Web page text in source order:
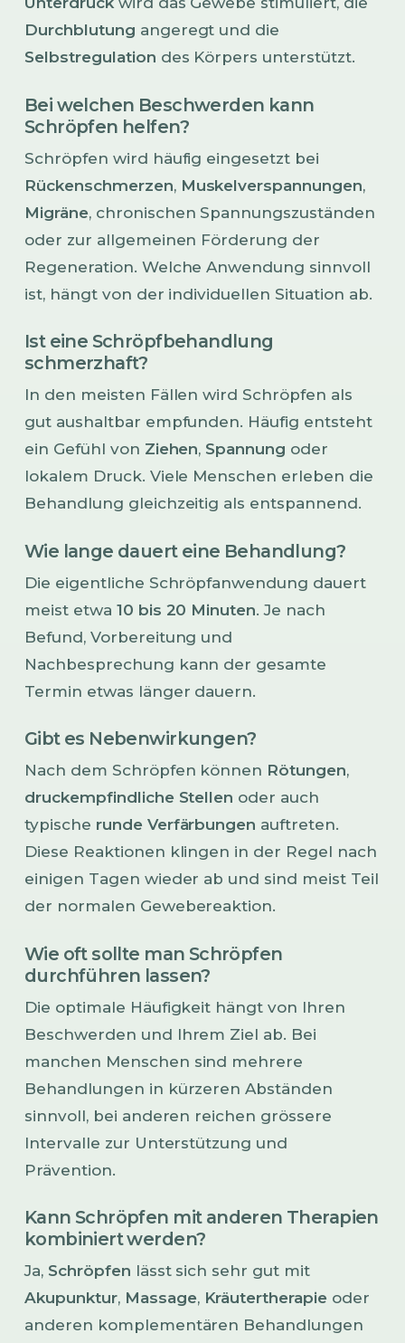
Durchblutung angeregt und die
Selbstregulation des Körpers unterstützt.
Bei welchen Beschwerden kann
Schröpfen helfen?
Schröpfen wird häufig eingesetzt bei
Rückenschmerzen, Muskelverspannungen,
Migräne, chronischen Spannungszuständen
oder zur allgemeinen Förderung der
Regeneration. Welche Anwendung sinnvoll
ist, hängt von der individuellen Situation ab.
Ist eine Schröpfbehandlung
schmerzhaft?
In den meisten Fällen wird Schröpfen als
gut aushaltbar empfunden. Häufig entsteht
ein Gefühl von Ziehen, Spannung oder
lokalem Druck. Viele Menschen erleben die
Behandlung gleichzeitig als entspannend.
Wie lange dauert eine Behandlung?
Die eigentliche Schröpfanwendung dauert
meist etwa 10 bis 20 Minuten. Je nach
Befund, Vorbereitung und
Nachbesprechung kann der gesamte
Termin etwas länger dauern.
Gibt es Nebenwirkungen?
Nach dem Schröpfen können Rötungen,
druckempfindliche Stellen oder auch
typische runde Verfärbungen auftreten.
Diese Reaktionen klingen in der Regel nach
einigen Tagen wieder ab und sind meist Teil
der normalen Gewebereaktion.
Wie oft sollte man Schröpfen
durchführen lassen?
Die optimale Häufigkeit hängt von Ihren
Beschwerden und Ihrem Ziel ab. Bei
manchen Menschen sind mehrere
Behandlungen in kürzeren Abständen
sinnvoll, bei anderen reichen grössere
Intervalle zur Unterstützung und
Prävention.
Kann Schröpfen mit anderen Therapien
kombiniert werden?
Ja, Schröpfen lässt sich sehr gut mit
Akupunktur, Massage, Kräutertherapie oder
anderen komplementären Behandlungen